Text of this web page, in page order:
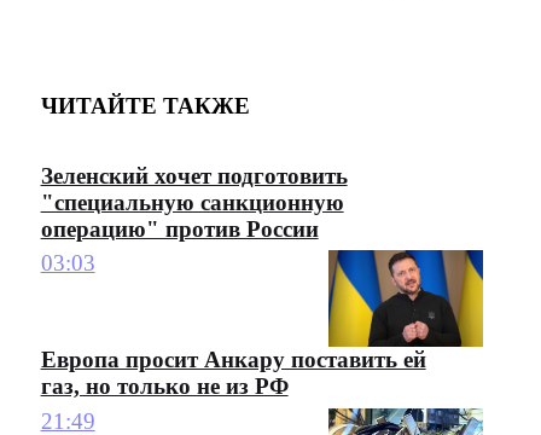
ЧИТАЙТЕ ТАКЖЕ
Зеленский хочет подготовить
"специальную санкционную
операцию" против России
03:03
Европа просит Анкару поставить ей
газ, но только не из РФ
21:49